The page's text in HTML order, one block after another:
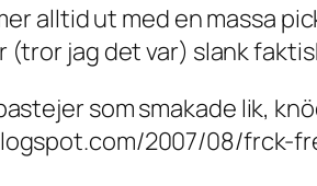
alltid ut med en massa
(tror jag det var) slank
som smakade lik,
2007/08/frck-